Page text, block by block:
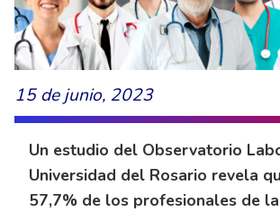
15 de junio, 2023
Un estudio del Observatorio
Universidad del Rosario revela
57,7% de los profesionales de